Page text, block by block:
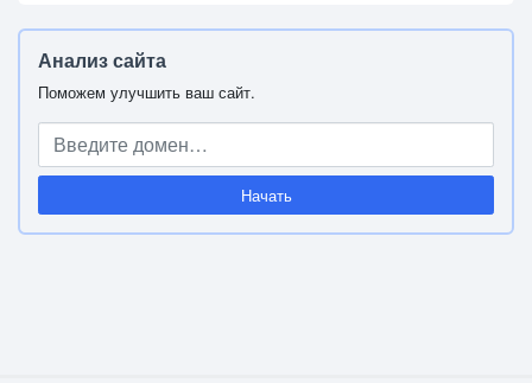
Анализ сайта
Поможем улучшить ваш сайт.
Начать